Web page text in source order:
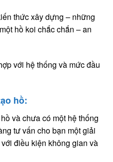
thức xây dựng – những
hồ koi chắc chắn – an
với hệ thống và mức đầu
hồ:
và chưa có một hệ thống
tư vấn cho bạn một giải
điều kiện không gian và